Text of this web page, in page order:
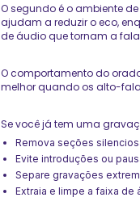
O segundo é o ambiente
ajudam a reduzir o eco,
de áudio que tornam a
O comportamento do
melhor quando os alto-
Se você já tem uma
Remova seções
Evite introduções ou
Separe gravações
Extraia e limpe a faixa de